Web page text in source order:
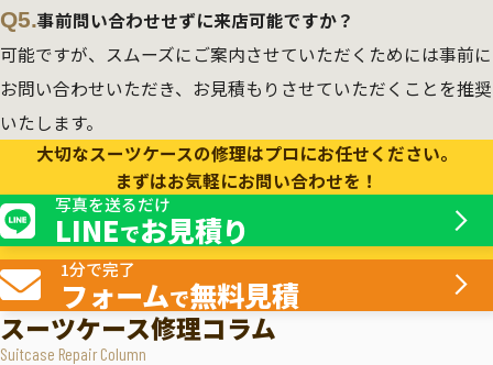
Q5.事前問い合わせせずに来店可能ですか？
可能ですが、スムーズにご案内させていただくためには事前に
お問い合わせいただき、お見積もりさせていただくことを推奨
いたします。
大切なスーツケースの修理はプロにお任せください。
まずはお気軽にお問い合わせを！
写真を送るだけ
LINEでお見積り
1分で完了
フォームで無料見積
スーツケース修理コラム
Suitcase Repair Column